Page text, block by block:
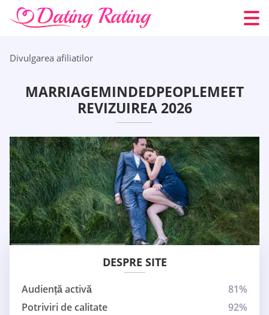
Divulgarea afiliatilor
MARRIAGEMINDEDPEOPLEMEET
REVIZUIREA 2026
DESPRE SITE
Audiență activă
81%
Potriviri de calitate
92%